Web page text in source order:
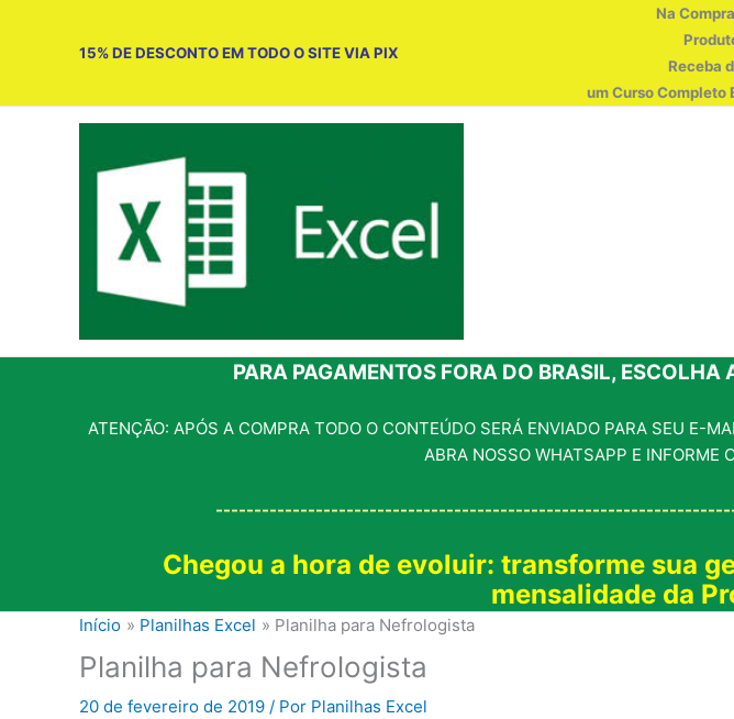
15% DE DESCONTO EM TODO O SITE VIA PIX
Na
Receba
um Curso Completo
PARA PAGAMENTOS FORA DO BRASIL, ESCOLHA
ATENÇÃO: APÓS A COMPRA TODO O CONTEÚDO SERÁ ENVIADO PARA SEU E-
ABRA NOSSO WHATSAPP E INFORME
Chegou a hora de evoluir: transforme sua
mensalidade da
Início Planilhas Excel Planilha para Nefrologista
Planilha para Nefrologista
20 de fevereiro de 2019 / Por Planilhas Excel